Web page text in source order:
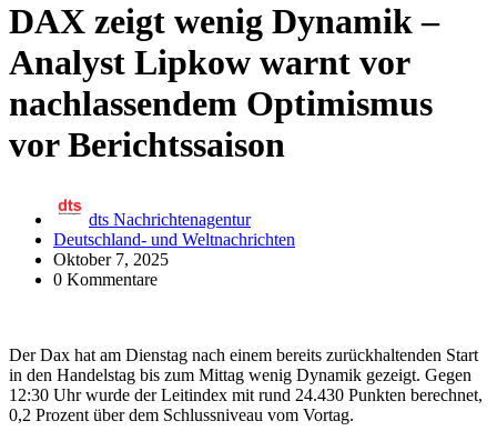
DAX zeigt wenig Dynamik –
Analyst Lipkow warnt vor
nachlassendem Optimismus
vor Berichtssaison
dts Nachrichtenagentur
Deutschland- und Weltnachrichten
Oktober 7, 2025
0 Kommentare
Der Dax hat am Dienstag nach einem bereits zurückhaltenden Start
in den Handelstag bis zum Mittag wenig Dynamik gezeigt. Gegen
12:30 Uhr wurde der Leitindex mit rund 24.430 Punkten berechnet,
0,2 Prozent über dem Schlussniveau vom Vortag.